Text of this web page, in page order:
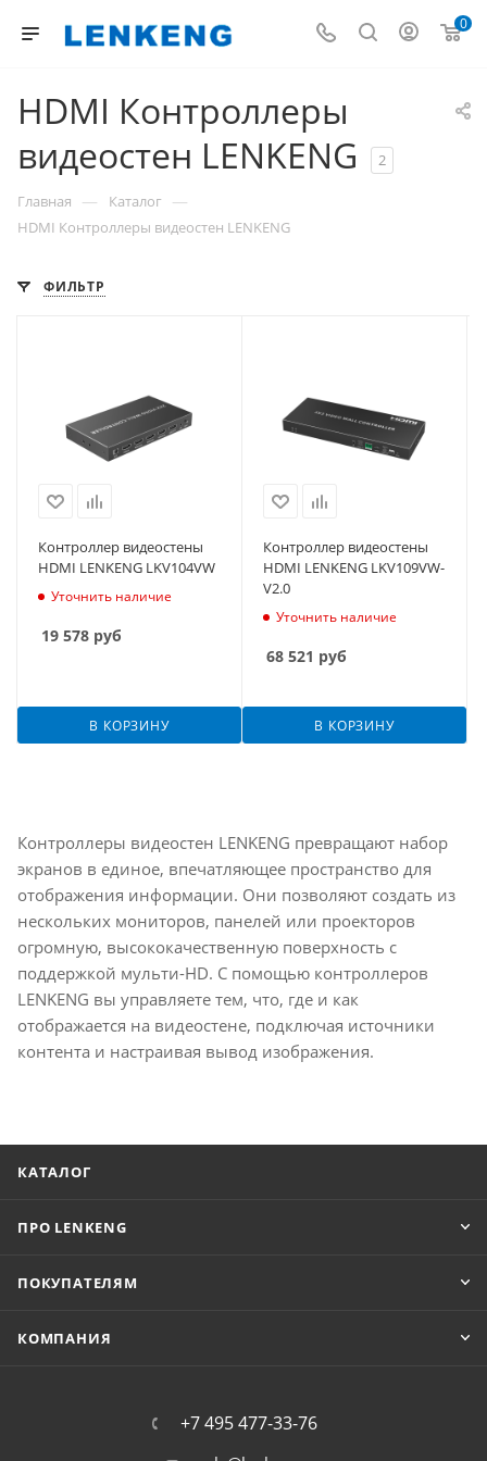
0
HDMI Контроллеры
видеостен LENKENG
2
Главная — Каталог —
HDMI Контроллеры видеостен LENKENG
ФИЛЬТР
Контроллер видеостены
HDMI LENKENG LKV104VW
Уточнить наличие
19 578 руб
В КОРЗИНУ
Контроллер видеостены
HDMI LENKENG LKV109VW-
V2.0
Уточнить наличие
68 521 руб
В КОРЗИНУ
Контроллеры видеостен LENKENG превращают набор
экранов в единое, впечатляющее пространство для
отображения информации. Они позволяют создать из
нескольких мониторов, панелей или проекторов
огромную, высококачественную поверхность с
поддержкой мульти-HD. С помощью контроллеров
LENKENG вы управляете тем, что, где и как
отображается на видеостене, подключая источники
контента и настраивая вывод изображения.
КАТАЛОГ
ПРО LENKENG
ПОКУПАТЕЛЯМ
КОМПАНИЯ
+7 495 477-33-76